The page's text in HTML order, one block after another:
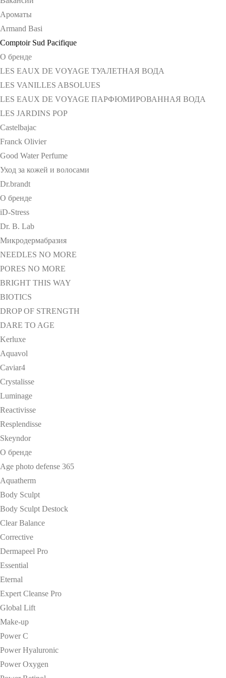
Ароматы
Armand Basi
Comptoir Sud Pacifique
О бренде
LES EAUX DE VOYAGE ТУАЛЕТНАЯ ВОДА
LES VANILLES ABSOLUES
LES EAUX DE VOYAGE ПАРФЮМИРОВАННАЯ ВОДА
LES JARDINS POP
Castelbajac
Franck Olivier
Good Water Perfume
Уход за кожей и волосами
Dr.brandt
О бренде
iD-Stress
Dr. B. Lab
Микродермабразия
NEEDLES NO MORE
PORES NO MORE
BRIGHT THIS WAY
BIOTICS
DROP OF STRENGTH
DARE TO AGE
Kerluxe
Aquavol
Caviar4
Crystalisse
Luminage
Reactivisse
Resplendisse
Skeyndor
О бренде
Age photo defense 365
Aquatherm
Body Sculpt
Body Sculpt Destock
Clear Balance
Corrective
Dermapeel Pro
Essential
Eternal
Expert Cleanse Pro
Global Lift
Make-up
Power C
Power Hyaluronic
Power Oxygen